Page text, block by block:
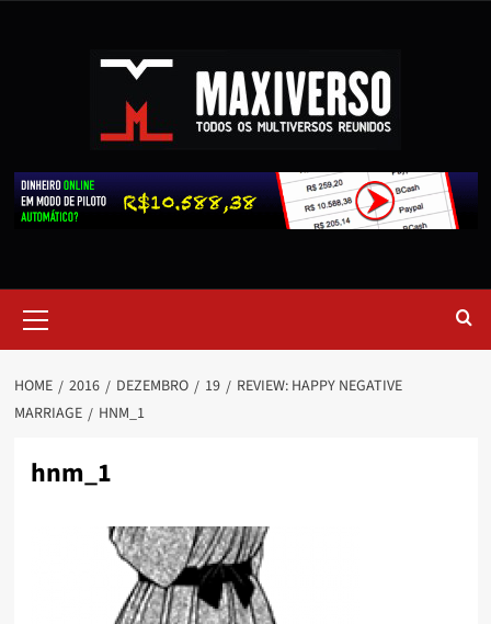
HOME 2016 DEZEMBRO 19
REVIEW: HAPPY NEGATIVE
MARRIAGE
HNM_1
hnm_1